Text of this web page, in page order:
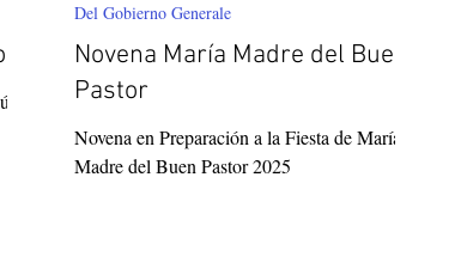
Novena María Madre del Buen
Pastor
Novena en Preparación a la Fiesta de María
Madre del Buen Pastor 2025
Del Gobierno Generale